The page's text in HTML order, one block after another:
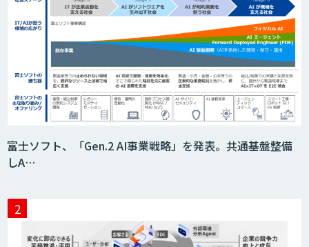
富士ソフト、「Gen.2 AI事業戦略」を発表。共通基盤整備
しA…